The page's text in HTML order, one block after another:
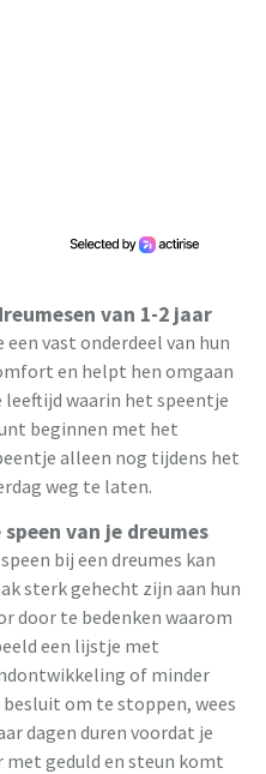
van 1-2 jaar
vast onderdeel van hun
en helpt hen omgaan
leeftijd waarin het speentje
beginnen met het
alleen nog tijdens het
weg te laten.
van je dreumes
bij een dreumes kan
sterk gehecht zijn aan hun
door te bedenken waarom
een lijstje met
of minder
om te stoppen, wees
dagen duren voordat je
met geduld en steun komt